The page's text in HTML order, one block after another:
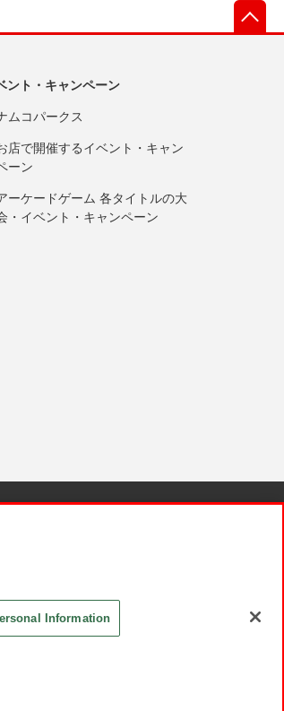
ント・キャンペーン
ムコパークス
店で開催するイベント・キャン
ーン
ーケードゲーム 各タイトルの大
・イベント・キャンペーン
Information